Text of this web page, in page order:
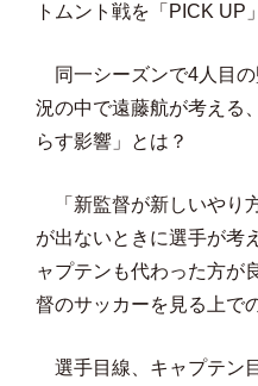
トムント戦を「PICK UP
同一シーズンで4人目
況の中で遠藤航が考える
らす影響」とは？
「新監督が新しいやり
が出ないときに選手が考
ャプテンも代わった方が
督のサッカーを見る上で
選手目線、キャプテン